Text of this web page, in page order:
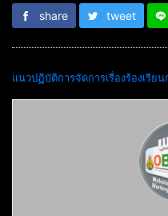
share tweet
แนวปฏิบัติการจัดการเรื่องร้องเรีย